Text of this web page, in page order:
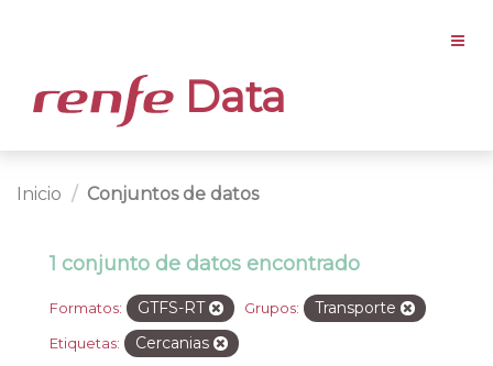
Data
Inicio Conjuntos de datos
1 conjunto de datos encontrado
Formatos: GTFS-RT Grupos: Transporte
Etiquetas: Cercanias